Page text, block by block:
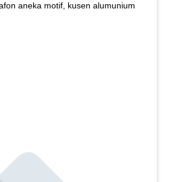
aneka motif, kusen alumunium